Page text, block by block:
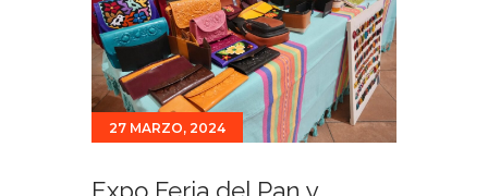
Promociones
Noticias
Para ti
Contacto
27 MARZO, 2024
Expo Feria del Pan y